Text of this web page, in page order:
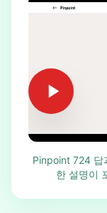
Pinpoint 724 답
한 설명이